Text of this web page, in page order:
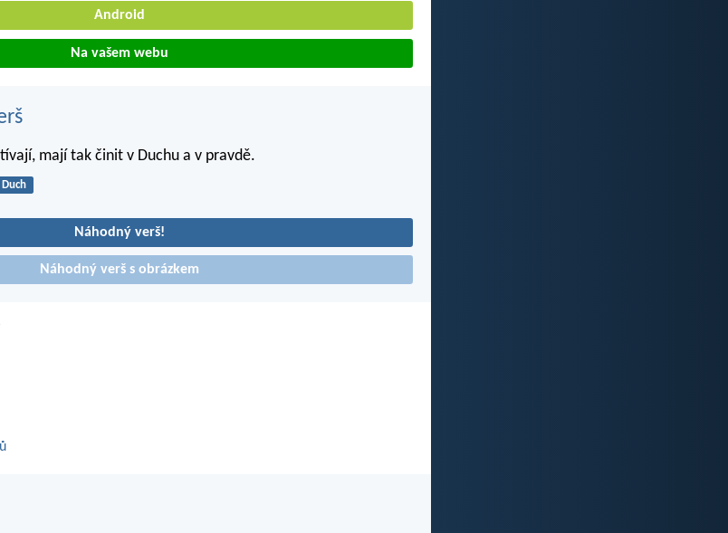
Android
Na vašem webu
mají tak činit v Duchu a v pravdě.
Duch
Náhodný verš!
Náhodný verš s obrázkem